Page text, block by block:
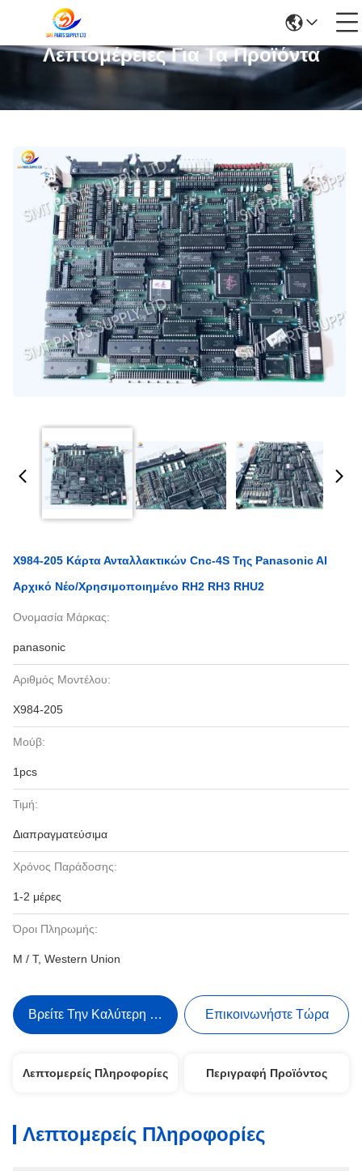
Λεπτομέρειες Για Τα Προϊόντα
X984-205 Κάρτα Ανταλλακτικών Cnc-4S Της Panasonic AI
Αρχικό Νέο/χρησιμοποιημένο RH2 RH3 RHU2
Ονομασία Μάρκας:
panasonic
Αριθμός Μοντέλου:
X984-205
Μούβ:
1pcs
Τιμή:
Διαπραγματεύσιμα
Χρόνος Παράδοσης:
1-2 μέρες
Όροι Πληρωμής:
Μ / Τ, Western Union
Βρείτε Την Καλύτερη Τιμή Επικοινωνήστε Τώρα
Λεπτομερείς Πληροφορίες Περιγραφή Προϊόντος
Λεπτομερείς Πληροφορίες